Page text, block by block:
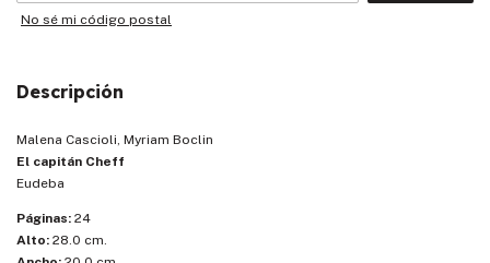
No sé mi código postal
Descripción
Malena Cascioli, Myriam Boclin
El capitán Cheff
Eudeba
Páginas: 24
Alto: 28.0 cm.